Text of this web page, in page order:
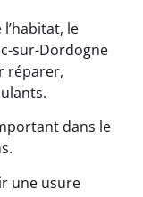
le
sur-Dordogne
réparer,
dans le
une usure